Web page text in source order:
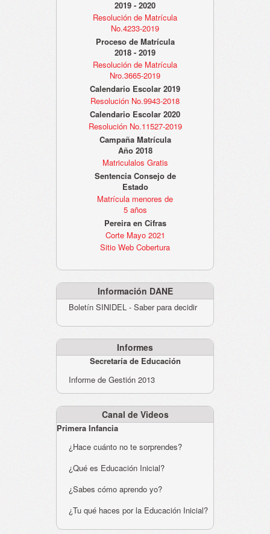
2019 - 2020
Resolución de Matrícula
No.4233-2019
Proceso de Matrícula
2018 - 2019
Resolución de Matrícula
Nro.3665-2019
Calendario Escolar 2019
Resolución No.9943-2018
Calendario Escolar 2020
Resolución No.11527-2019
Campaña Matrícula
Año 2018
Matriculalos Gratis
Sentencia Consejo de
Estado
Matrícula menores de
5 años
Pereira en Cifras
Corte Mayo 2021
Sitio Web Cobertura
Información DANE
Boletín SINIDEL - Saber para decidir
Informes
Secretaría de Educación
Informe de Gestión 2013
Canal de Videos
Primera Infancia
¿Hace cuánto no te sorprendes?
¿Qué es Educación Inicial?
¿Sabes cómo aprendo yo?
¿Tu qué haces por la Educación Inicial?